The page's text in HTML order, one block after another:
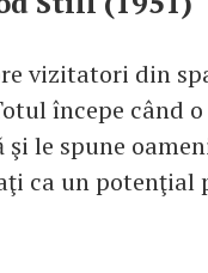
vizitatori din
începe când
le spune
ca un potenţial